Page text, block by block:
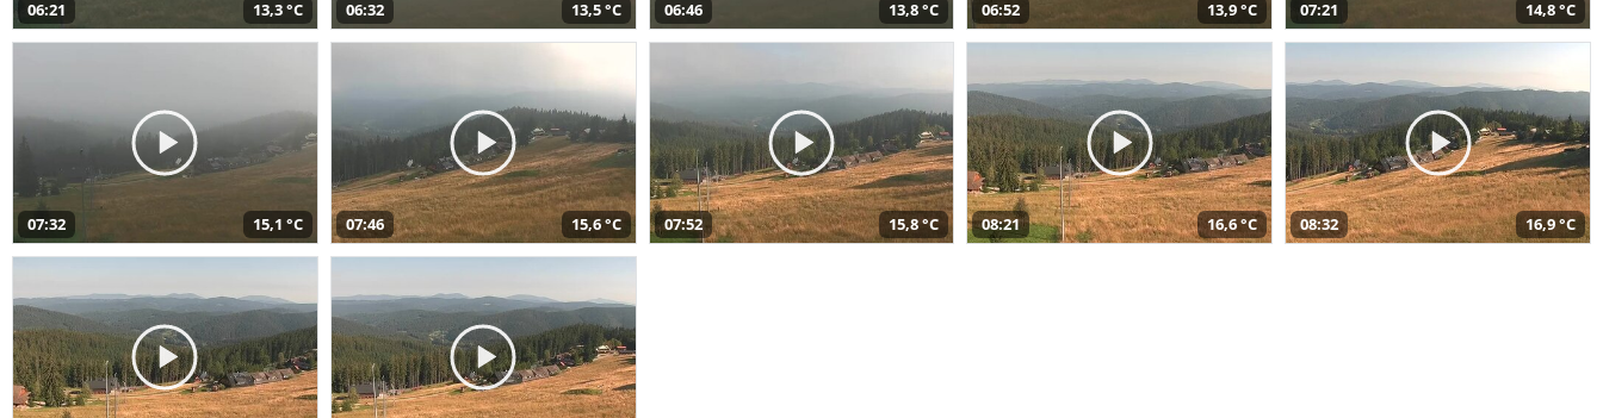
06:21 13,3 °C 06:32 13,5 °C 06:46 13,8 °C 06:52 13,9 °C 07:21 14,8 °C
07:32 15,1 °C 07:46 15,6 °C 07:52 15,8 °C 08:21 16,6 °C 08:32 16,9 °C